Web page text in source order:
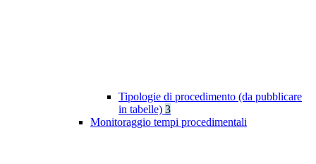
Tipologie di procedimento (da pubblicare
in tabelle) 3
Monitoraggio tempi procedimentali